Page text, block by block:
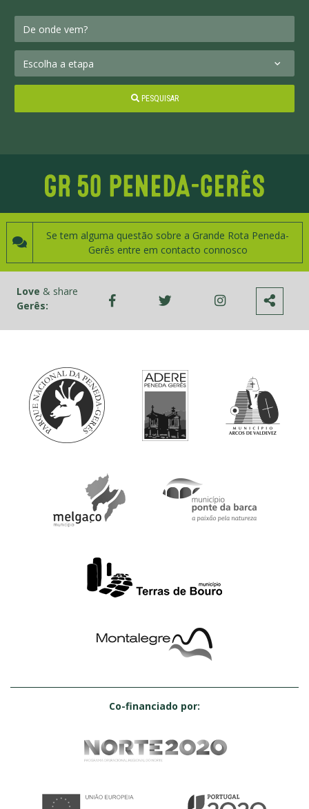
PESQUISAR
Se tem alguma questão sobre a Grande Rota Peneda-
Gerês entre em contacto connosco
Love & share
Gerês:
Co-financiado por: